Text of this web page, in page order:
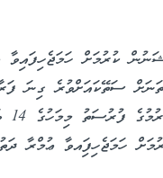
ކުރުމަށް ހަމަޖެހިފައިވާ
ސަތޭކައަށްވުރެ ގިނަ